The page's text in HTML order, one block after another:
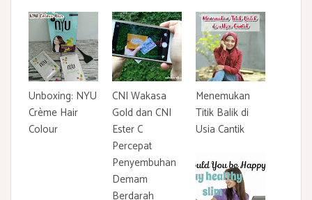
Unboxing: NYU
Crème Hair
Colour
CNI Wakasa
Gold dan CNI
Ester C
Percepat
Penyembuhan
Demam
Berdarah
Menemukan
Titik Balik di
Usia Cantik